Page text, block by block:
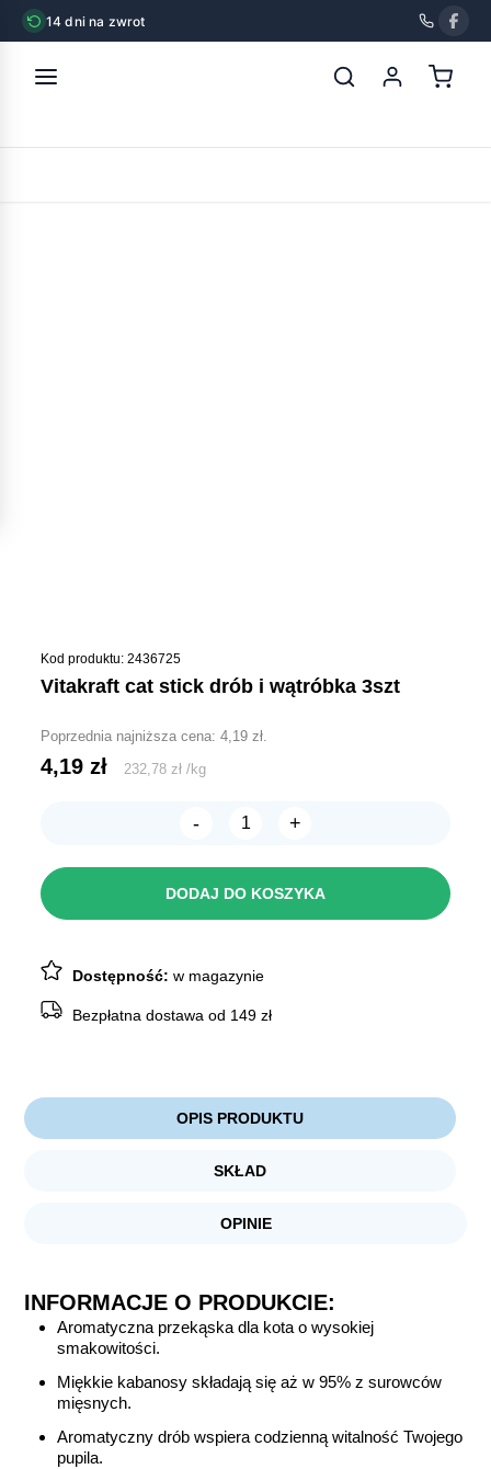
14 dni na zwrot
POWRÓT
Kod produktu: 2436725
vitakraft cat stick drób i wątróbka 3szt
Poprzednia najniższa cena:4,19zł.
4,19zł 232,78zł /kg
-
ilość
Drób
+
DODAJ DO KOSZYKA
Dostępność:w magazynie
Bezpłatna dostawa od 149 zł
OPIS PRODUKTU
SKŁAD
OPINIE
INFORMACJE O PRODUKCIE:
Aromatyczna przekąska dla kota o wysokiej
smakowitości.
Miękkie kabanosy składają się aż w 95% z surowców
mięsnych.
Aromatyczny drób wspiera codzienną witalność Twojego
pupila.